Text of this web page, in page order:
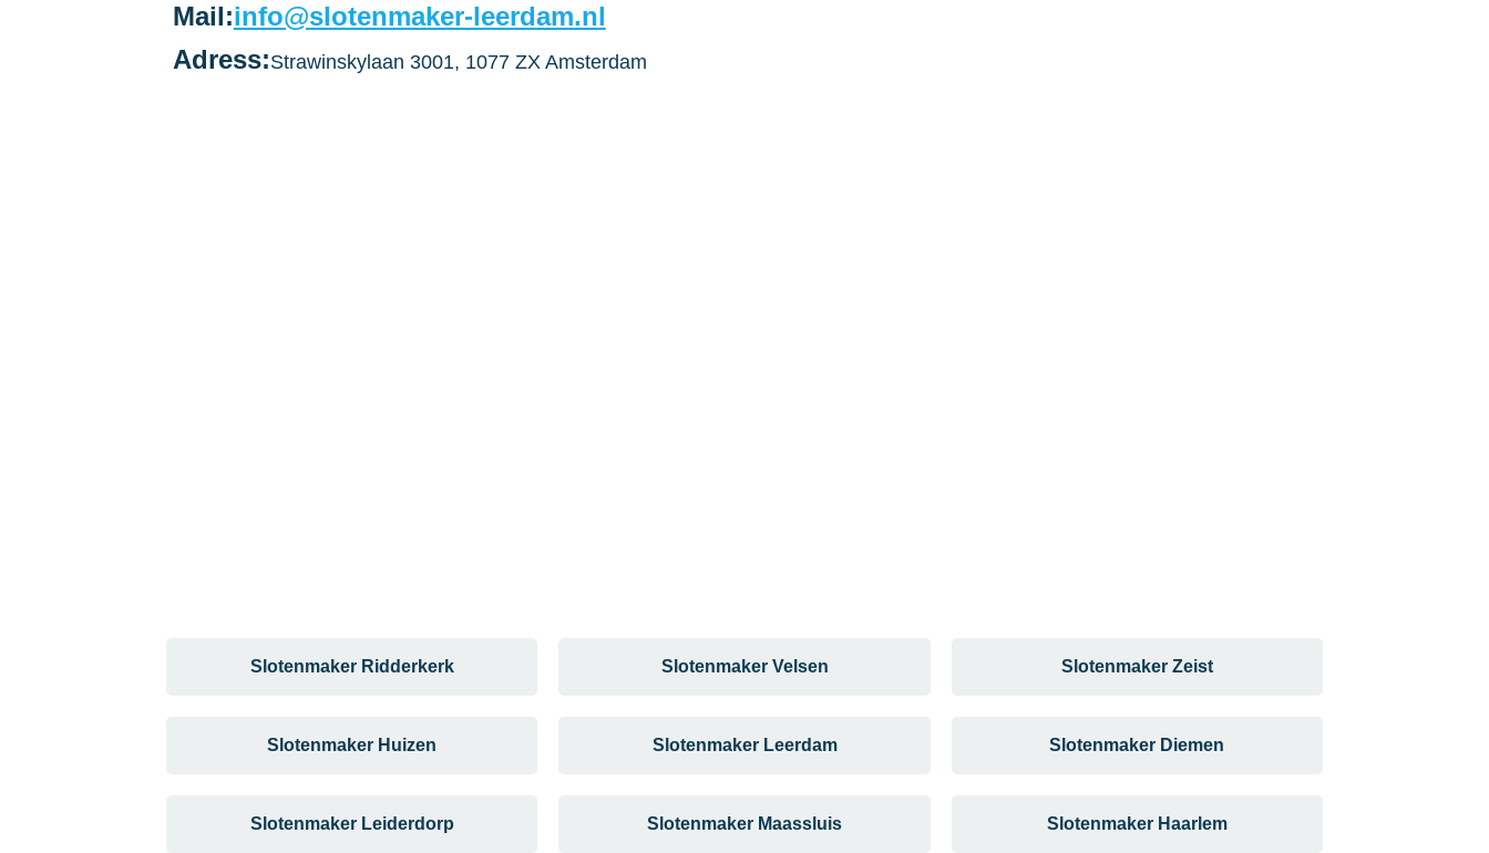
Mail:info@slotenmaker-leerdam.nl
Adress:Strawinskylaan 3001, 1077 ZX Amsterdam
Slotenmaker Ridderkerk Slotenmaker Velsen Slotenmaker Zeist
Slotenmaker Huizen Slotenmaker Leerdam Slotenmaker Diemen
Slotenmaker Leiderdorp Slotenmaker Maassluis Slotenmaker Haarlem